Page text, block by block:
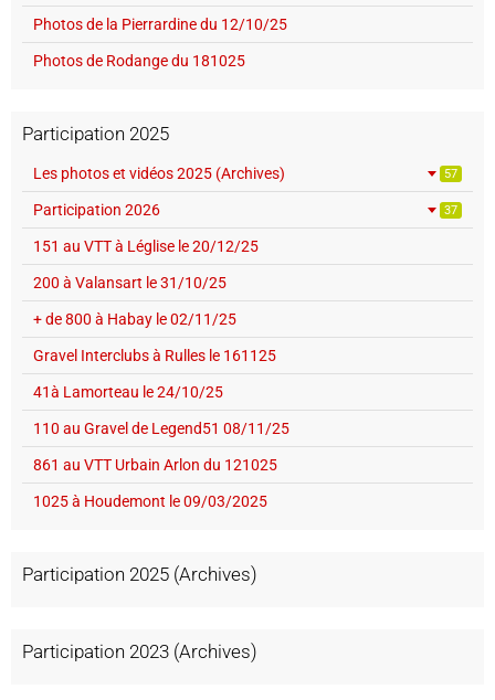
Photos de la Pierrardine du 12/10/25
Photos de Rodange du 181025
Participation 2025
Les photos et vidéos 2025 (Archives) 57
Participation 2026 37
151 au VTT à Léglise le 20/12/25
200 à Valansart le 31/10/25
+ de 800 à Habay le 02/11/25
Gravel Interclubs à Rulles le 161125
41à Lamorteau le 24/10/25
110 au Gravel de Legend51 08/11/25
861 au VTT Urbain Arlon du 121025
1025 à Houdemont le 09/03/2025
Participation 2025 (Archives)
Participation 2023 (Archives)